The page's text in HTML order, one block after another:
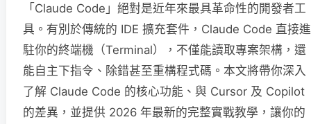
「Claude Code」絕對是近年來最具革命性的開發者工
具。有別於傳統的 IDE 擴充套件，Claude Code 直接進
駐你的終端機（Terminal），不僅能讀取專案架構，還
能自主下指令、除錯甚至重構程式碼。本文將帶你深入
了解 Claude Code 的核心功能、與 Cursor 及 Copilot
的差異，並提供 2026 年最新的完整實戰教學，讓你的